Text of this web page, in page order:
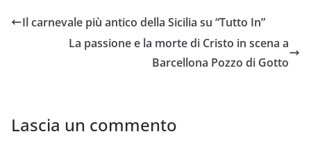
Il carnevale più antico della Sicilia su “Tutto In”
La passione e la morte di Cristo in scena a
Barcellona Pozzo di Gotto
Lascia un commento